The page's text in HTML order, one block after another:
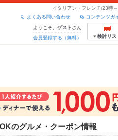
イタリアン・フレンチ/23時
コンテンツガ
よくある問い合わせ
ようこそ、 ゲスト さん
会員登録する（無料）
検討リス
のグルメ・クーポン情報